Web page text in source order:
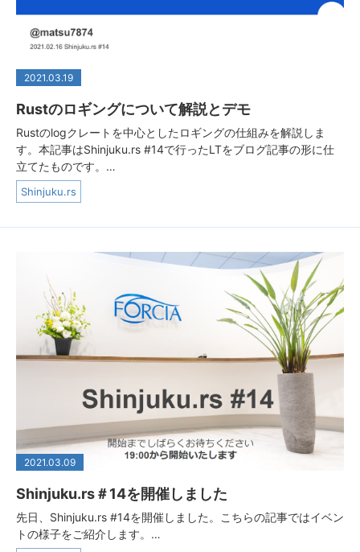
2021.03.19
Rustのロギングについて解説とデモ
Rustのlogクレートを中心としたロギングの仕組みを解説しま
す。本記事はShinjuku.rs #14で行ったLTをブログ記事の形に仕
立てたものです。…
Shinjuku.rs
2021.03.09
Shinjuku.rs＃14を開催しました
先日、Shinjuku.rs #14を開催しました。こちらの記事ではイベン
トの様子をご紹介します。…